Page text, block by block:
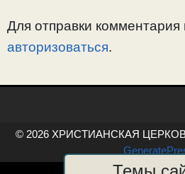
Для отправки
авторизоваться.
© 2026 ХРИСТИАНСКАЯ